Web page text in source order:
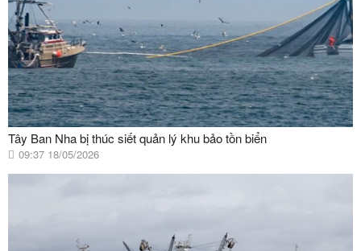
Tây Ban Nha bị thúc siết quản lý khu bảo tồn biển
09:37 18/05/2026